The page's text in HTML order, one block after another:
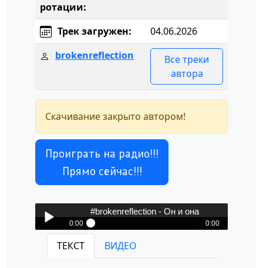
ротации:
Трек загружен:
04.06.2026
brokenreflection
Все треки
автора
Скачивание закрыто автором!
Проиграть на радио!!!
Прямо сейчас!!!
#brokenreflection - Он и она
0:00 0:00
#brokenreflection - Он и она
ТЕКСТ ВИДЕО